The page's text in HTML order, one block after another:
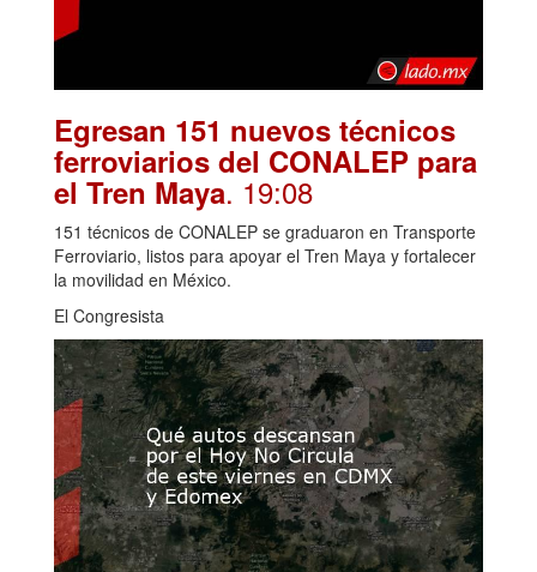
Egresan 151 nuevos técnicos
ferroviarios del CONALEP para
el Tren Maya. 19:08
151 técnicos de CONALEP se graduaron en Transporte
Ferroviario, listos para apoyar el Tren Maya y fortalecer
la movilidad en México.
El Congresista